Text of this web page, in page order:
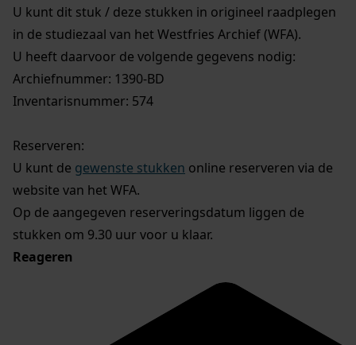
U kunt dit stuk / deze stukken in origineel raadplegen
in de studiezaal van het Westfries Archief (WFA).
U heeft daarvoor de volgende gegevens nodig:
Archiefnummer: 1390-BD
Inventarisnummer: 574
Reserveren:
U kunt de gewenste stukken online reserveren via de
website van het WFA.
Op de aangegeven reserveringsdatum liggen de
stukken om 9.30 uur voor u klaar.
Reageren